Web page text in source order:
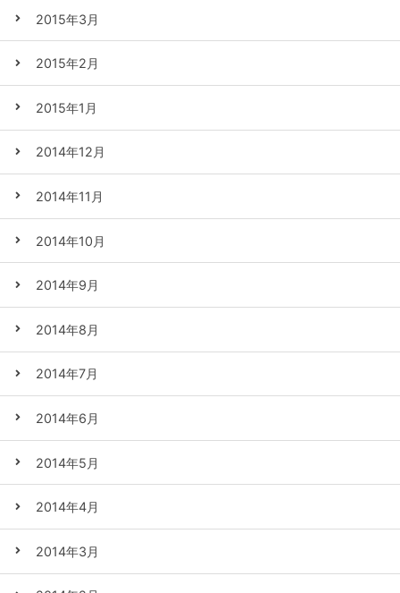
2015年3月
2015年2月
2015年1月
2014年12月
2014年11月
2014年10月
2014年9月
2014年8月
2014年7月
2014年6月
2014年5月
2014年4月
2014年3月